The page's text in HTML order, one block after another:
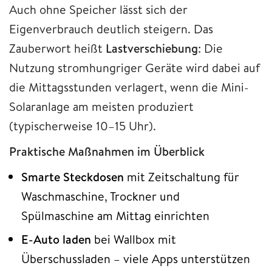
Auch ohne Speicher lässt sich der
Eigenverbrauch deutlich steigern. Das
Zauberwort heißt Lastverschiebung: Die
Nutzung stromhungriger Geräte wird dabei auf
die Mittagsstunden verlagert, wenn die Mini-
Solaranlage am meisten produziert
(typischerweise 10–15 Uhr).
Praktische Maßnahmen im Überblick
Smarte Steckdosen mit Zeitschaltung für
Waschmaschine, Trockner und
Spülmaschine am Mittag einrichten
E-Auto laden bei Wallbox mit
Überschussladen – viele Apps unterstützen